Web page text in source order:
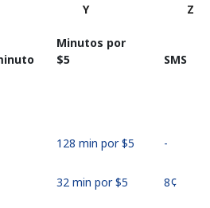
Y Z
Minutos por
⁦$5⁩
SMS
128 min por ⁦$5⁩ -
32 min por ⁦$5⁩ ⁦8¢⁩